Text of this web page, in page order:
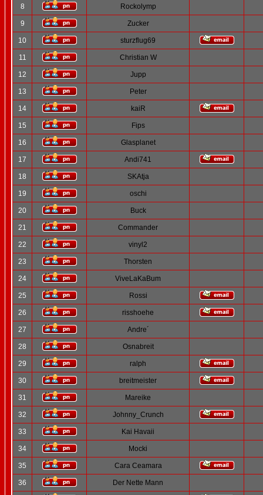
8 Rockolymp
9 Zucker
10 sturzflug69
11 Christian W
12 Jupp
13 Peter
14 kaiR
15 Fips
16 Glasplanet
17 Andi741
18 SKAtja
19 oschi
20 Buck
21 Commander
22 vinyl2
23 Thorsten
24 ViveLaKaBum
25 Rossi
26 risshoehe
27 Andre´
28 Osnabreit
29 ralph
30 breitmeister
31 Mareike
32 Johnny_Crunch
33 Kai Havaii
34 Mocki
35 Cara Ceamara
36 Der Nette Mann